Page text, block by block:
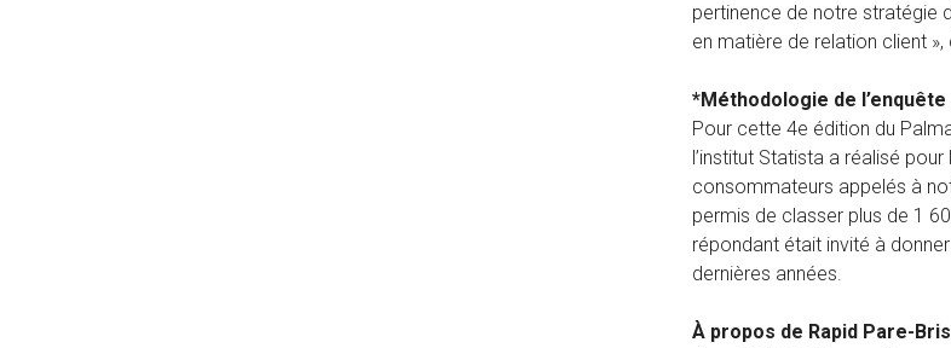
pertinence de notre stratégie
en matière de relation client
*Méthodologie de l’enquête
Pour cette 4e édition du
l’institut Statista a réalisé
consommateurs appelés à
permis de classer plus de 1
répondant était invité à
dernières années.
À propos de Rapid Pare-